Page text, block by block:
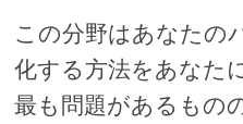
この分野はあなたの
化する方法をあなた
最も問題があるもの